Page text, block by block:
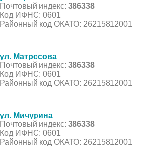
Почтовый индекс: 386338
Код ИФНС: 0601
Районный код ОКАТО: 26215812001
ул. Матросова
Почтовый индекс: 386338
Код ИФНС: 0601
Районный код ОКАТО: 26215812001
ул. Мичурина
Почтовый индекс: 386338
Код ИФНС: 0601
Районный код ОКАТО: 26215812001